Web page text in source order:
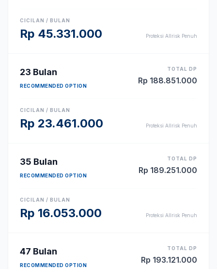
CICILAN / BULAN
Rp 45.331.000 Proteksi Allrisk Penuh
23 Bulan
RECOMMENDED OPTION
TOTAL DP
Rp 188.851.000
CICILAN / BULAN
Rp 23.461.000 Proteksi Allrisk Penuh
35 Bulan
RECOMMENDED OPTION
TOTAL DP
Rp 189.251.000
CICILAN / BULAN
Rp 16.053.000 Proteksi Allrisk Penuh
47 Bulan
RECOMMENDED OPTION
TOTAL DP
Rp 193.121.000